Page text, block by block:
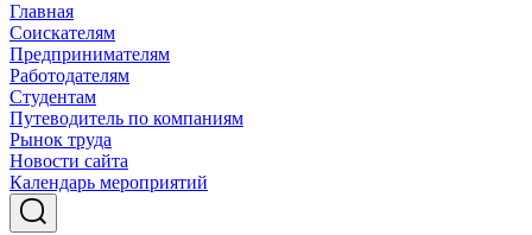
Главная
Соискателям
Предпринимателям
Работодателям
Студентам
Путеводитель по компаниям
Рынок труда
Новости сайта
Календарь мероприятий